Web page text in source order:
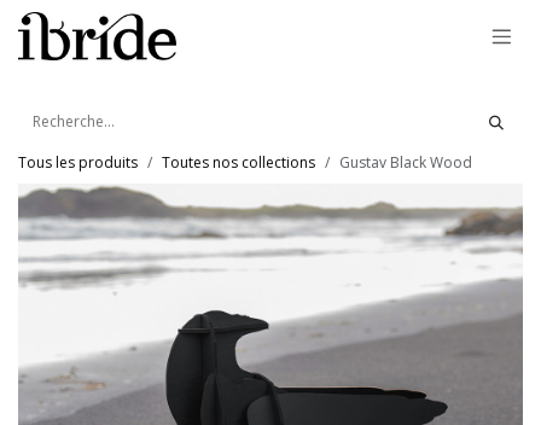
Se rendre au contenu
Tous les produits Toutes nos collections Gustav Black Wood